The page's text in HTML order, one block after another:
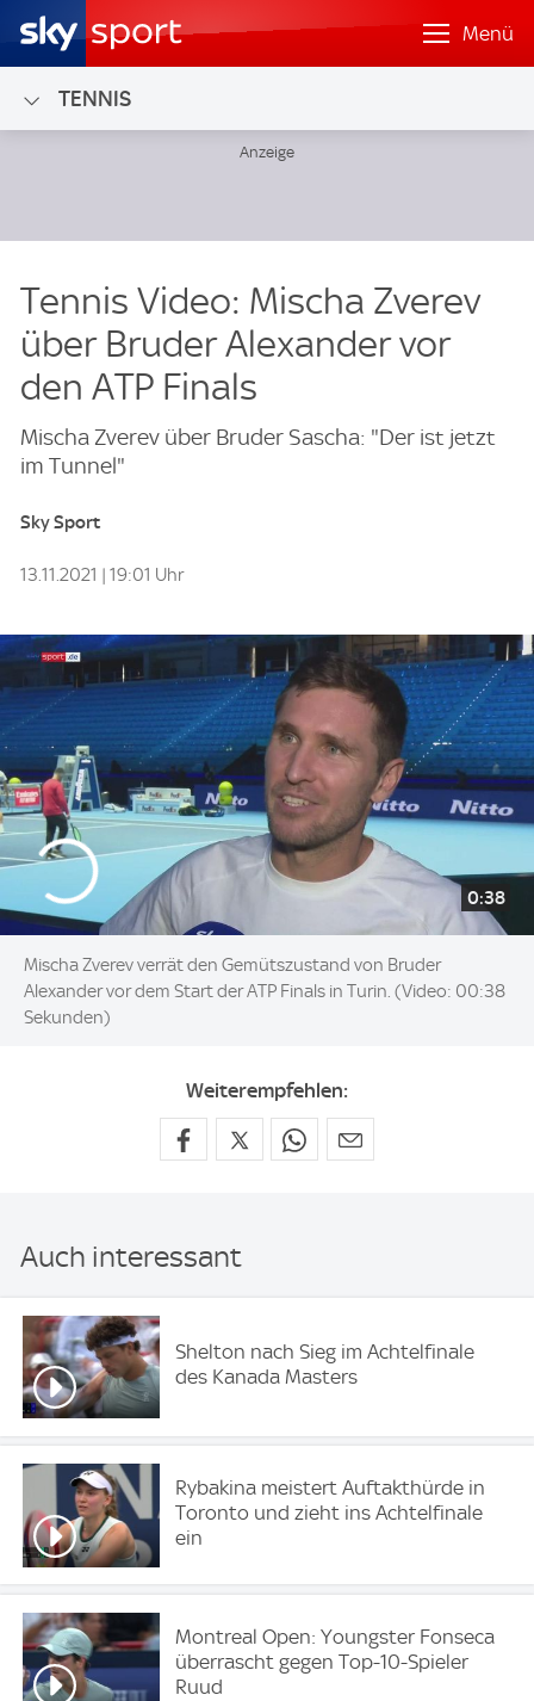
Menü
TENNIS
Tennis Video: Mischa Zverev
über Bruder Alexander vor
den ATP Finals
Mischa Zverev über Bruder Sascha: "Der ist jetzt
im Tunnel"
Sky Sport
13.11.2021 | 19:01 Uhr
0:38
Mischa Zverev verrät den Gemütszustand von Bruder
Alexander vor dem Start der ATP Finals in Turin. (Video: 00:38
Sekunden)
Weiterempfehlen:
Auch interessant
Shelton nach Sieg im Achtelfinale
des Kanada Masters
Rybakina meistert Auftakthürde in
Toronto und zieht ins Achtelfinale
ein
Montreal Open: Youngster Fonseca
überrascht gegen Top-10-Spieler
Ruud